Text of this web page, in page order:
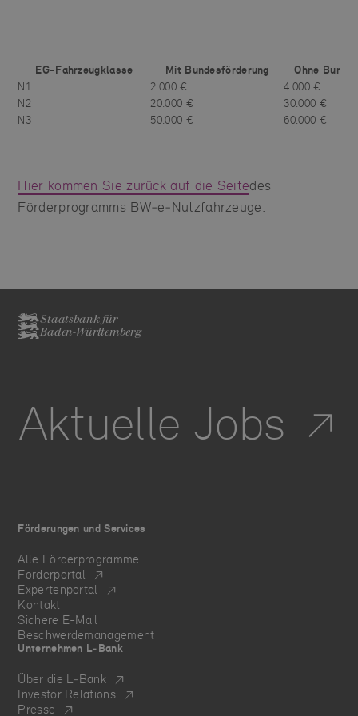
EG-Fahrzeugklasse Mit Bundesförderung Ohne
N1 2.000 €
4.000 €
N2
20.000 €
30.000 €
N3
50.000 € 60.000 €
Hier kommen Sie zurück auf die Seitedes
Förderprogramms BW‑e‑Nutzfahrzeuge.
Staatsbank für
Baden-Württemberg
Aktuelle Jobs
Förderungen und Services
Alle Förderprogramme
Förderportal
Expertenportal
Kontakt
Sichere E-Mail
Beschwerdemanagement
Unternehmen L‑Bank
Über die L‑Bank
Investor Relations
Presse